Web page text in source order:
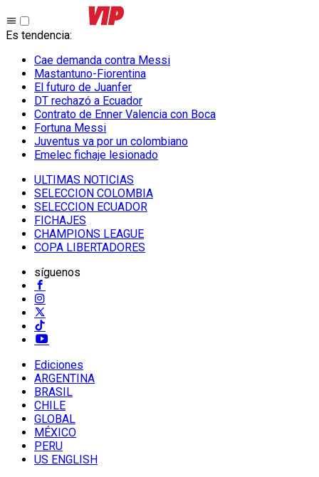
Es tendencia:
Cae demanda contra Messi
Mastantuno-Fiorentina
El futuro de Juanfer
DT rechazó a Ecuador
Contrato de Enner Valencia con Boca
Fortuna Messi
Juventus va por un colombiano
Emelec fichaje lesionado
ULTIMAS NOTICIAS
SELECCION COLOMBIA
SELECCION ECUADOR
FICHAJES
CHAMPIONS LEAGUE
COPA LIBERTADORES
síguenos
Ediciones
ARGENTINA
BRASIL
CHILE
GLOBAL
MÉXICO
PERU
US ENGLISH